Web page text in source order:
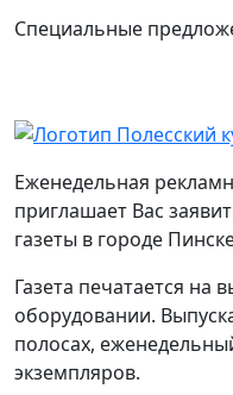
Специальные
Еженедельная
приглашает Вас
газеты в городе
Газета печатается на
оборудовании.
полосах,
экземпляров.